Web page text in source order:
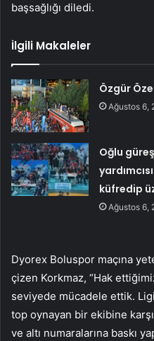
başsağlığı diledi.
İlgili Makaleler
Özgür
Ağustos 6,
Oğlu
küfredip
Ağustos 6,
Dyorex Boluspor maçına
çizen Korkmaz, “Hak
seviyede mücadele ettik.
top oynayan bir ekibine
ve altı numaralarına baskı